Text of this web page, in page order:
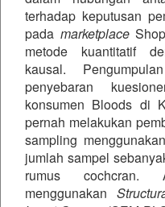
terhadap keputusan
pada marketplace
metode kuantitatif
kausal.
penyebaran
konsumen Bloods di
pernah melakukan
sampling
jumlah sampel
rumus cochcran.
menggunakan